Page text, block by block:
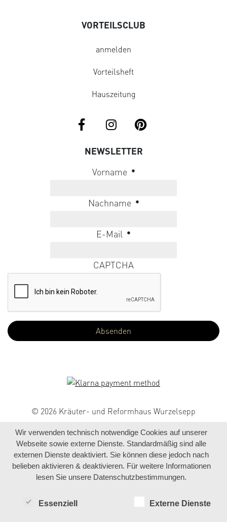
VORTEILSCLUB
anmelden
Vorteilsheft
Hauszeitung
NEWSLETTER
Vorname *
Nachname *
E-Mail *
CAPTCHA
© 2026 Kräuter- und Reformhaus Wurzelsepp
Wir verwenden technisch notwendige Cookies auf unserer
Webseite sowie externe Dienste. Standardmäßig sind alle
externen Dienste deaktiviert. Sie können diese jedoch nach
belieben aktivieren & deaktivieren. Für weitere Informationen
lesen Sie unsere Datenschutzbestimmungen.
Essenziell Externe Dienste